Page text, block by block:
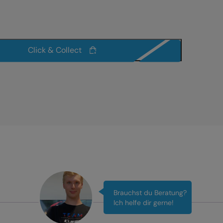
Click & Collect
Brauchst du Beratung?
Ich helfe dir gerne!